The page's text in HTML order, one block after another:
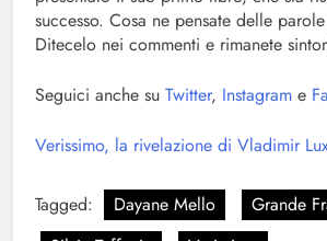
successo. Cosa ne pensate delle
Ditecelo nei commenti e rimanete
Seguici anche su Twitter, Instagram e
Verissimo, la rivelazione di Vladimir
Tagged: Dayane Mello
Grande